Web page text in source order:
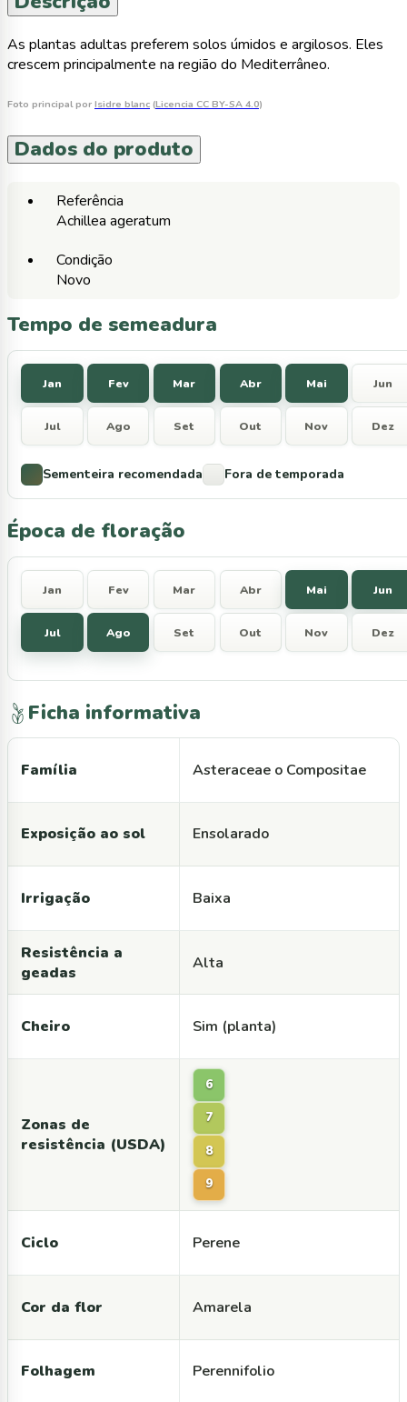
As plantas adultas preferem solos úmidos e argilosos. Eles
crescem principalmente na região do Mediterrâneo.
Foto principal por Isidre blanc (Licencia CC BY-SA 4.0)
Dados do produto
Referência
Achillea ageratum
Condição
Novo
Tempo de semeadura
Jan Fev Mar Abr Mai Jun
Jul Ago Set Out Nov Dez
Sementeira recomendada Fora de temporada
Época de floração
Jan Fev Mar Abr Mai Jun
Jul Ago Set Out Nov Dez
Ficha informativa
Família Asteraceae o Compositae
Exposição ao sol Ensolarado
Irrigação Baixa
Resistência a
geadas
Alta
Cheiro Sim (planta)
Zonas de
resistência (USDA)
6
7
8
9
Ciclo Perene
Cor da flor Amarela
Folhagem Perennifolio